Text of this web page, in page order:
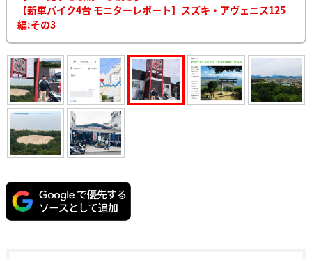
【新車バイク4台 モニターレポート】スズキ・アヴェニス125
編:その3